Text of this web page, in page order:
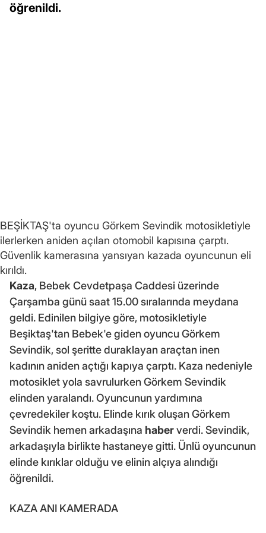
öğrenildi.
BEŞİKTAŞ'ta oyuncu Görkem Sevindik motosikletiyle
ilerlerken aniden açılan otomobil kapısına çarptı.
Güvenlik kamerasına yansıyan kazada oyuncunun eli
kırıldı.
Kaza, Bebek Cevdetpaşa Caddesi üzerinde
Çarşamba günü saat 15.00 sıralarında meydana
geldi. Edinilen bilgiye göre, motosikletiyle
Beşiktaş'tan Bebek'e giden oyuncu Görkem
Sevindik, sol şeritte duraklayan araçtan inen
kadının aniden açtığı kapıya çarptı. Kaza nedeniyle
motosiklet yola savrulurken Görkem Sevindik
elinden yaralandı. Oyuncunun yardımına
çevredekiler koştu. Elinde kırık oluşan Görkem
Sevindik hemen arkadaşına haberverdi. Sevindik,
arkadaşıyla birlikte hastaneye gitti. Ünlü oyuncunun
elinde kırıklar olduğu ve elinin alçıya alındığı
öğrenildi.
KAZA ANI KAMERADA